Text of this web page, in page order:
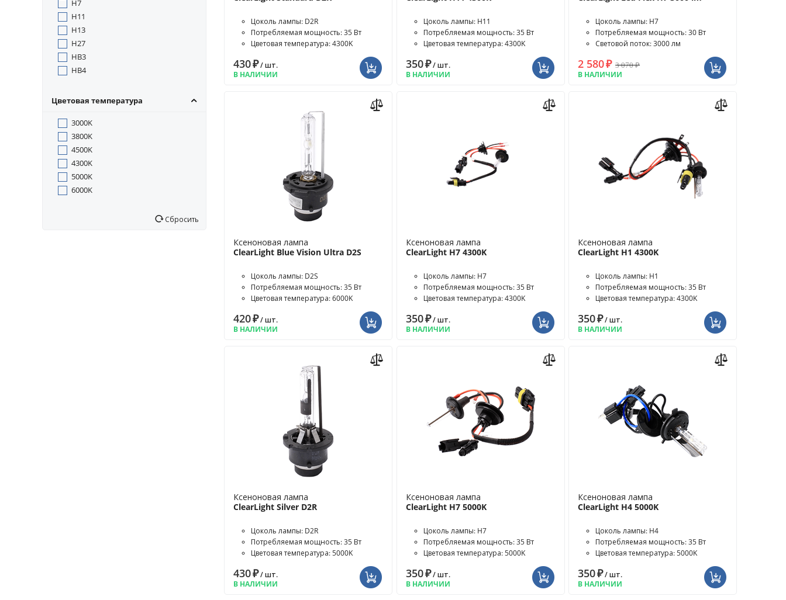
H7
H11
H13
H27
HB3
HB4
Цветовая температура
3000K
3800K
4500K
4300K
5000K
6000K
Сбросить
Цоколь лампы: D2R
Потребляемая мощность: 35 Вт
Цветовая температура: 4300K
430₽/ шт.
В НАЛИЧИИ
Цоколь лампы: H11
Потребляемая мощность: 35 Вт
Цветовая температура: 4300K
350₽/ шт.
В НАЛИЧИИ
Цоколь лампы: H7
Потребляемая мощность: 30 Вт
Световой поток: 3000 лм
2 580₽ 3 070₽
В НАЛИЧИИ
Ксеноновая лампа
ClearLight Blue Vision Ultra D2S
Цоколь лампы: D2S
Потребляемая мощность: 35 Вт
Цветовая температура: 6000K
420₽/ шт.
В НАЛИЧИИ
Ксеноновая лампа
ClearLight H7 4300K
Цоколь лампы: H7
Потребляемая мощность: 35 Вт
Цветовая температура: 4300K
350₽/ шт.
В НАЛИЧИИ
Ксеноновая лампа
ClearLight H1 4300K
Цоколь лампы: H1
Потребляемая мощность: 35 Вт
Цветовая температура: 4300K
350₽/ шт.
В НАЛИЧИИ
Ксеноновая лампа
ClearLight Silver D2R
Цоколь лампы: D2R
Потребляемая мощность: 35 Вт
Цветовая температура: 5000K
430₽/ шт.
В НАЛИЧИИ
Ксеноновая лампа
ClearLight H7 5000K
Цоколь лампы: H7
Потребляемая мощность: 35 Вт
Цветовая температура: 5000K
350₽/ шт.
В НАЛИЧИИ
Ксеноновая лампа
ClearLight H4 5000K
Цоколь лампы: H4
Потребляемая мощность: 35 Вт
Цветовая температура: 5000K
350₽/ шт.
В НАЛИЧИИ